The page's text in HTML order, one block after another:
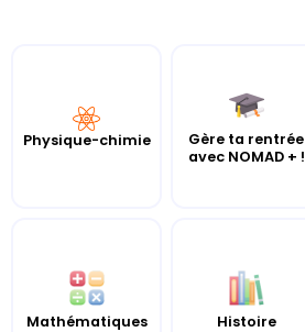
Physique-chimie
Gère ta rentrée
avec NOMAD + !
Mathématiques Histoire